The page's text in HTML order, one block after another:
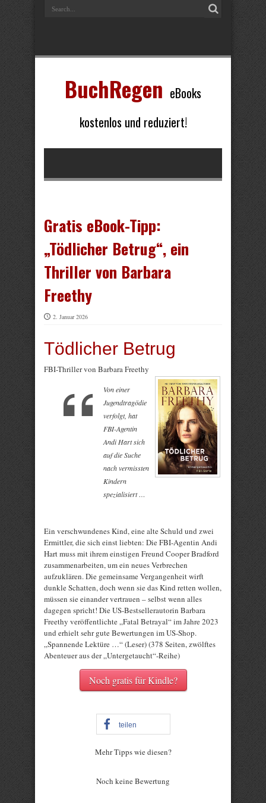
BuchRegen eBooks
kostenlos und reduziert!
Gratis eBook-Tipp:
„Tödlicher Betrug“, ein
Thriller von Barbara
Freethy
2. Januar 2026
Tödlicher Betrug
FBI-Thriller von Barbara Freethy
Von einer
Jugendtragödie
verfolgt, hat
FBI-Agentin
Andi Hart sich
auf die Suche
nach vermissten
Kindern
spezialisiert …
Ein verschwundenes Kind, eine alte Schuld und zwei
Ermittler, die sich einst liebten: Die FBI-Agentin Andi
Hart muss mit ihrem einstigen Freund Cooper Bradford
zusammenarbeiten, um ein neues Verbrechen
aufzuklären. Die gemeinsame Vergangenheit wirft
dunkle Schatten, doch wenn sie das Kind retten wollen,
müssen sie einander vertrauen – selbst wenn alles
dagegen spricht! Die US-Bestsellerautorin Barbara
Freethy veröffentlichte „Fatal Betrayal“ im Jahre 2023
und erhielt sehr gute Bewertungen im US-Shop.
„Spannende Lektüre …“ (Leser) (378 Seiten, zwölftes
Abenteuer aus der „Untergetaucht“-Reihe)
Noch gratis für Kindle?
teilen
Mehr Tipps wie diesen?
Noch keine Bewertung